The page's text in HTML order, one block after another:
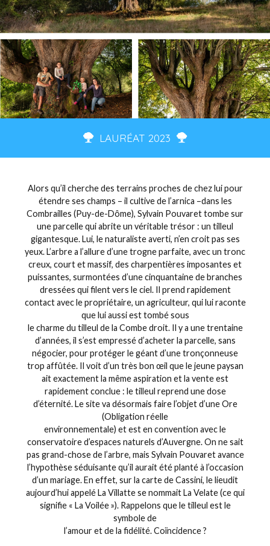
LAURÉAT 2023
Alors qu’il cherche des terrains proches de chez lui pour
étendre ses champs – il cultive de l’arnica –dans les
Combrailles (Puy-de-Dôme), Sylvain Pouvaret tombe sur
une parcelle qui abrite un véritable trésor : un tilleul
gigantesque. Lui, le naturaliste averti, n’en croit pas ses
yeux. L’arbre a l’allure d’une trogne parfaite, avec un tronc
creux, court et massif, des charpentières imposantes et
puissantes, surmontées d’une cinquantaine de branches
dressées qui filent vers le ciel. Il prend rapidement
contact avec le propriétaire, un agriculteur, qui lui raconte
que lui aussi est tombé sous
le charme du tilleul de la Combe droit. Il y a une trentaine
d’années, il s’est empressé d’acheter la parcelle, sans
négocier, pour protéger le géant d’une tronçonneuse
trop affûtée. Il voit d’un très bon œil que le jeune paysan
ait exactement la même aspiration et la vente est
rapidement conclue : le tilleul reprend une dose
d’éternité. Le site va désormais faire l’objet d’une Ore
(Obligation réelle
environnementale) et est en convention avec le
conservatoire d’espaces naturels d’Auvergne. On ne sait
pas grand-chose de l’arbre, mais Sylvain Pouvaret avance
l’hypothèse séduisante qu’il aurait été planté à l’occasion
d’un mariage. En effet, sur la carte de Cassini, le lieudit
aujourd’hui appelé La Villatte se nommait La Velate (ce qui
signifie « La Voilée »). Rappelons que le tilleul est le
symbole de
l’amour et de la fidélité. Coïncidence ?